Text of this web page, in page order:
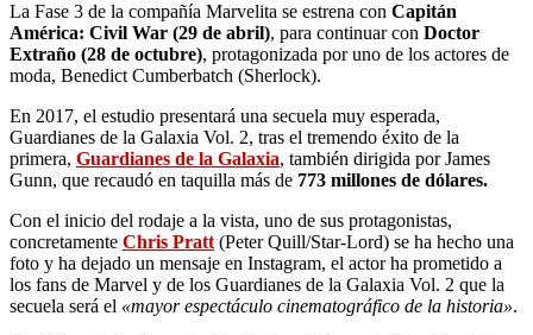
La Fase 3 de la compañía Marvelita se estrena con Capitán
América: Civil War (29 de abril), para continuar con Doctor
Extraño (28 de octubre), protagonizada por uno de los actores de
moda, Benedict Cumberbatch (Sherlock).
En 2017, el estudio presentará una secuela muy esperada,
Guardianes de la Galaxia Vol. 2, tras el tremendo éxito de la
primera, Guardianes de la Galaxia, también dirigida por James
Gunn, que recaudó en taquilla más de 773 millones de dólares.
Con el inicio del rodaje a la vista, uno de sus protagonistas,
concretamente Chris Pratt (Peter Quill/Star-Lord) se ha hecho una
foto y ha dejado un mensaje en Instagram, el actor ha prometido a
los fans de Marvel y de los Guardianes de la Galaxia Vol. 2 que la
secuela será el «mayor espectáculo cinematográfico de la historia».